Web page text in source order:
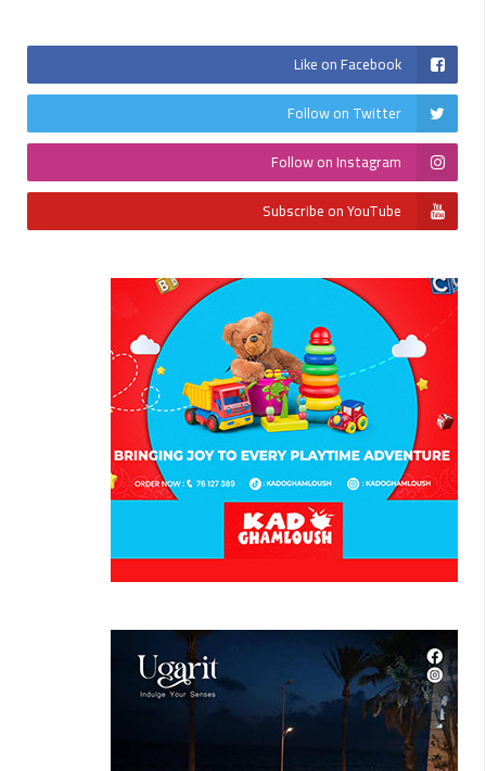
Like on Facebook
Follow on Twitter
Follow on Instagram
Subscribe on YouTube